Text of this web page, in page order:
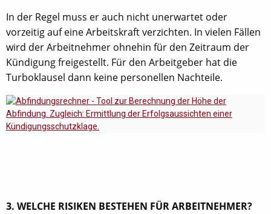
In der Regel muss er auch nicht unerwartet oder
vorzeitig auf eine Arbeitskraft verzichten. In vielen Fällen
wird der Arbeitnehmer ohnehin für den Zeitraum der
Kündigung freigestellt. Für den Arbeitgeber hat die
Turboklausel dann keine personellen Nachteile.
3. WELCHE RISIKEN BESTEHEN FÜR ARBEITNEHMER?